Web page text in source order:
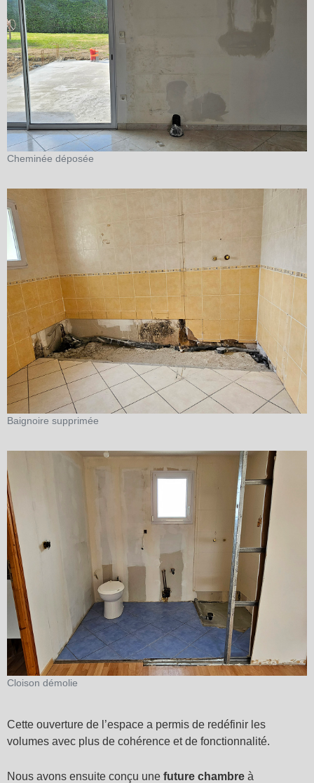
Cheminée déposée
Baignoire supprimée
Cloison démolie
Cette ouverture de l’espace a permis de redéfinir les
volumes avec plus de cohérence et de fonctionnalité.
Nous avons ensuite conçu une future chambre à